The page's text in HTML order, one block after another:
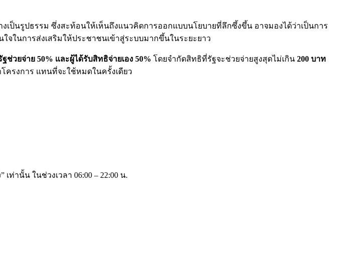
เป็นรูปธรรม ซึ่งสะท้อนให้เห็นถึงแนวคิดการออกแบบนโยบายที่ลึกซึ้งขึ้น อาจมองได้ว่าเป็นการ
จในการส่งเสริมให้ประชาชนเข้าสู่ระบบมากขึ้นในระยะยาว
ฐช่วยจ่าย 50% และผู้ได้รับสิทธิจ่ายเอง 50% โดยจำกัดสิทธิที่รัฐจะช่วยจ่ายสูงสุดไม่เกิน 200 บาท
ครงการ แทนที่จะใช้หมดในครั้งเดียว
เท่านั้น ในช่วงเวลา 06:00 – 22:00 น.